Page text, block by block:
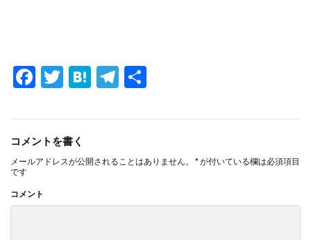
F
e
b
o
o
k
T
itt
er
H
e
a
T
e
a
コメントを書く
メールアドレスが公開されることはありません。 *が付いている欄は必須項目
です
コメント